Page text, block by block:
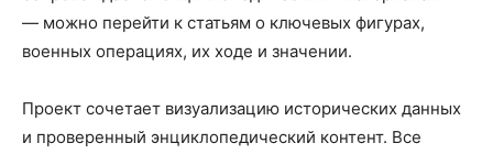
— можно перейти к статьям о ключевых фигурах,
военных операциях, их ходе и значении.
Проект сочетает визуализацию исторических данных
и проверенный энциклопедический контент. Все